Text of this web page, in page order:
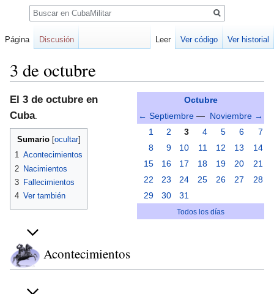
3 de octubre
Ir
a
navegación
Ir
a
búsqueda
Octubre
← Septiembre — Noviembre →
1
2 3 4 5 6
7
8
9 10 11 12 13
14
15
16 17 18 19 20
21
22
23 24 25 26 27
28
29
30 31
Todos los días
El 3 de octubre en
Cuba.
Sumario
1 Acontecimientos
2 Nacimientos
3 Fallecimientos
4 Ver también
Acontecimientos
Página Discusión Leer Ver código Ver historial
Buscar